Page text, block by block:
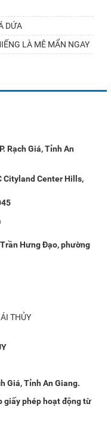
DỨA
LÀ MÊ MẨN NGAY
Rạch Giá, Tỉnh An
Cityland Center Hills,
Hưng Đạo, phường
Giá, Tỉnh An Giang.
giấy phép hoạt động từ